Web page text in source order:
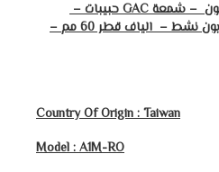
المواصفات : شمعة CTO كربون – شمعة GAC حبيبات –
حبيبات نسيج – كربون نشط – الياف قطر 60 مم –
Country Of Origin : Taiwan
Model : A1M-RO